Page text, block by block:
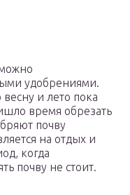
удобрениями.
и лето пока
время обрезать
почву
на отдых и
когда
почву не стоит.